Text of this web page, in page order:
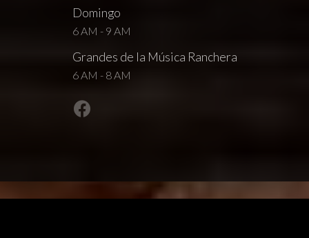
Domingo
6 AM - 9 AM
Grandes de la Música Ranchera
6 AM - 8 AM